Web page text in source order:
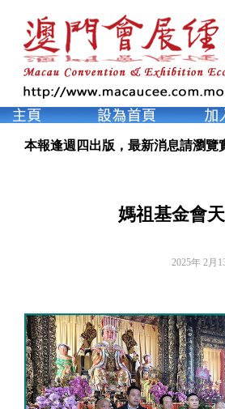
本報逢週四出版，最新消息請瀏覽
媽祖基金會
2025年 2月